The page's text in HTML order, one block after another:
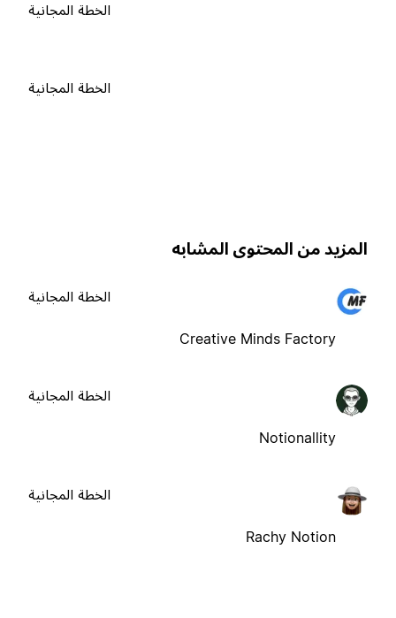
الخطة المجانية
الخطة المجانية
من المحتوى المشابه
Creative Minds Factory
الخطة المجانية
Notionallity
الخطة المجانية
Rachy Notion
الخطة المجانية